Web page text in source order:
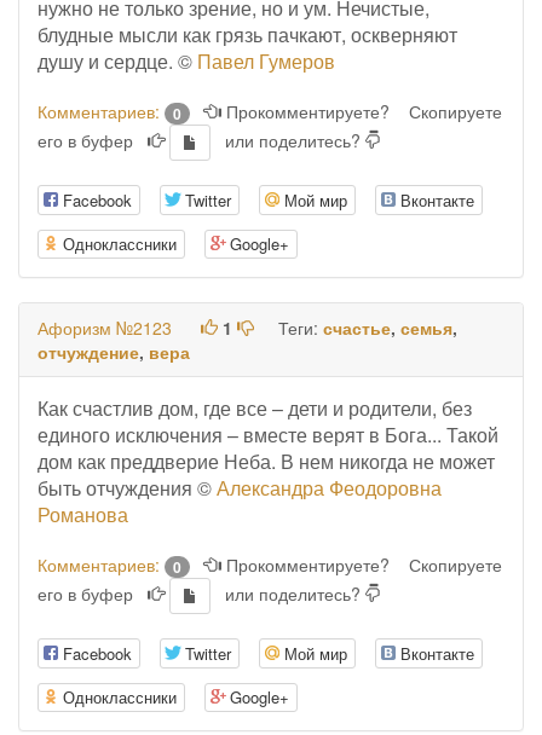
нужно не только зрение, но и ум. Нечистые,
блудные мысли как грязь пачкают, оскверняют
душу и сердце. © Павел Гумеров
Комментариев: 0 Прокомментируете?
Скопируете
его в буфер
или поделитесь?
Facebook Twitter Мой мир
Вконтакте
Одноклассники
Google+
Афоризм №2123 1 Теги: счастье, семья,
отчуждение, вера
Как счастлив дом, где все – дети и родители, без
единого исключения – вместе верят в Бога... Такой
дом как преддверие Неба. В нем никогда не может
быть отчуждения ©Александра Феодоровна
Романова
Комментариев: 0 Прокомментируете?
Скопируете
его в буфер
или поделитесь?
Facebook Twitter Мой мир
Вконтакте
Одноклассники
Google+